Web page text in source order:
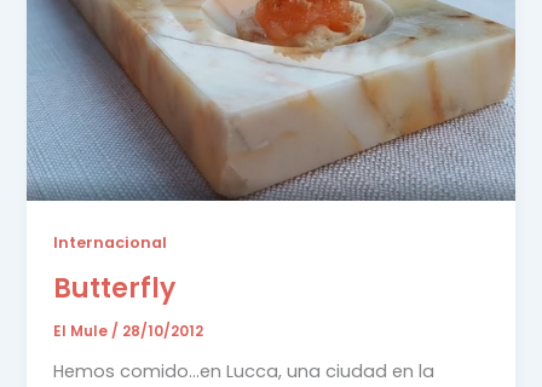
Internacional
Butterfly
El Mule / 28/10/2012
Hemos comido…en Lucca, una ciudad en la